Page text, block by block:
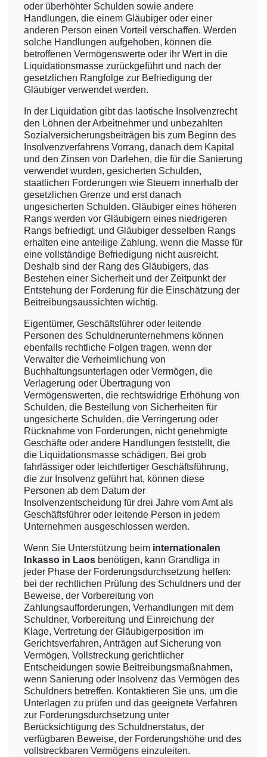
oder überhöhter Schulden sowie andere
Handlungen, die einem Gläubiger oder einer
anderen Person einen Vorteil verschaffen. Werden
solche Handlungen aufgehoben, können die
betroffenen Vermögenswerte oder ihr Wert in die
Liquidationsmasse zurückgeführt und nach der
gesetzlichen Rangfolge zur Befriedigung der
Gläubiger verwendet werden.
In der Liquidation gibt das laotische Insolvenzrecht
den Löhnen der Arbeitnehmer und unbezahlten
Sozialversicherungsbeiträgen bis zum Beginn des
Insolvenzverfahrens Vorrang, danach dem Kapital
und den Zinsen von Darlehen, die für die Sanierung
verwendet wurden, gesicherten Schulden,
staatlichen Forderungen wie Steuern innerhalb der
gesetzlichen Grenze und erst danach
ungesicherten Schulden. Gläubiger eines höheren
Rangs werden vor Gläubigern eines niedrigeren
Rangs befriedigt, und Gläubiger desselben Rangs
erhalten eine anteilige Zahlung, wenn die Masse für
eine vollständige Befriedigung nicht ausreicht.
Deshalb sind der Rang des Gläubigers, das
Bestehen einer Sicherheit und der Zeitpunkt der
Entstehung der Forderung für die Einschätzung der
Beitreibungsaussichten wichtig.
Eigentümer, Geschäftsführer oder leitende
Personen des Schuldnerunternehmens können
ebenfalls rechtliche Folgen tragen, wenn der
Verwalter die Verheimlichung von
Buchhaltungsunterlagen oder Vermögen, die
Verlagerung oder Übertragung von
Vermögenswerten, die rechtswidrige Erhöhung von
Schulden, die Bestellung von Sicherheiten für
ungesicherte Schulden, die Verringerung oder
Rücknahme von Forderungen, nicht genehmigte
Geschäfte oder andere Handlungen feststellt, die
die Liquidationsmasse schädigen. Bei grob
fahrlässiger oder leichtfertiger Geschäftsführung,
die zur Insolvenz geführt hat, können diese
Personen ab dem Datum der
Insolvenzentscheidung für drei Jahre vom Amt als
Geschäftsführer oder leitende Person in jedem
Unternehmen ausgeschlossen werden.
Wenn Sie Unterstützung beim internationalen
Inkasso in Laos benötigen, kann Grandliga in
jeder Phase der Forderungsdurchsetzung helfen:
bei der rechtlichen Prüfung des Schuldners und der
Beweise, der Vorbereitung von
Zahlungsaufforderungen, Verhandlungen mit dem
Schuldner, Vorbereitung und Einreichung der
Klage, Vertretung der Gläubigerposition im
Gerichtsverfahren, Anträgen auf Sicherung von
Vermögen, Vollstreckung gerichtlicher
Entscheidungen sowie Beitreibungsmaßnahmen,
wenn Sanierung oder Insolvenz das Vermögen des
Schuldners betreffen. Kontaktieren Sie uns, um die
Unterlagen zu prüfen und das geeignete Verfahren
zur Forderungsdurchsetzung unter
Berücksichtigung des Schuldnerstatus, der
verfügbaren Beweise, der Forderungshöhe und des
vollstreckbaren Vermögens einzuleiten.